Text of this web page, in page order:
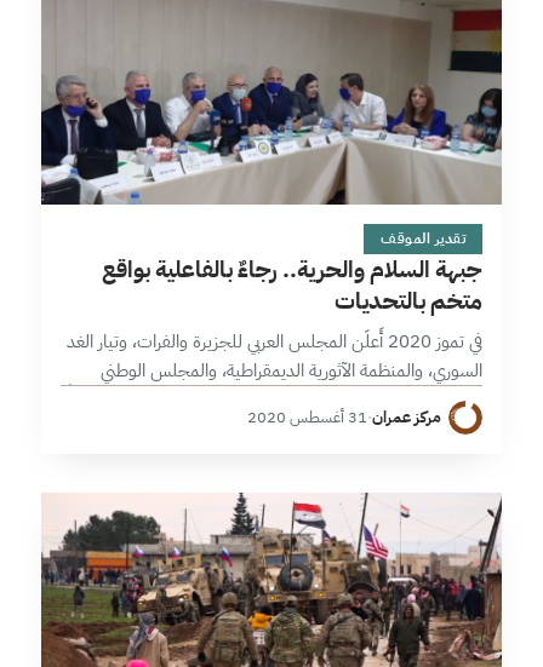
13 دقائق
تقدير الموقف
جبهة السلام والحرية.. رجاءٌ بالفاعلية بواقع
متخم بالتحديات
في تموز 2020 أَعلَن المجلس العربي للجزيرة والفرات، وتيار الغد
السوري، والمنظمة الآثورية الديمقراطية، والمجلس الوطني
الكُردي تشكيل جبهة السلام والحرية في مدينة القامشلي. ووفقاً
لبيان التأسيس فقد أتت الجبهة…
مركز عمران·31 أغسطس 2020